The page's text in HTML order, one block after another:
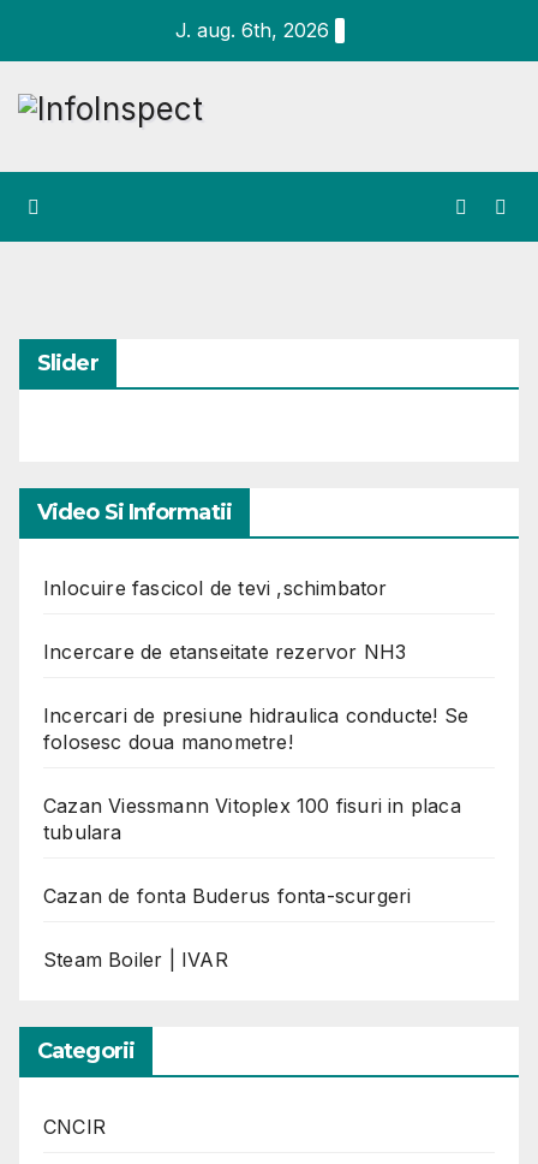
content
J. aug. 6th, 2026
Slider
Video Si Informatii
Inlocuire fascicol de tevi ,schimbator
Incercare de etanseitate rezervor NH3
Incercari de presiune hidraulica conducte! Se
folosesc doua manometre!
Cazan Viessmann Vitoplex 100 fisuri in placa
tubulara
Cazan de fonta Buderus fonta-scurgeri
Steam Boiler | IVAR
Categorii
CNCIR